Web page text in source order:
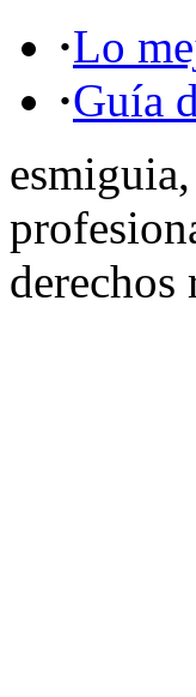
·Lo
·Guía
derechos